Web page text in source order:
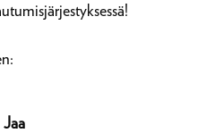
Jaa